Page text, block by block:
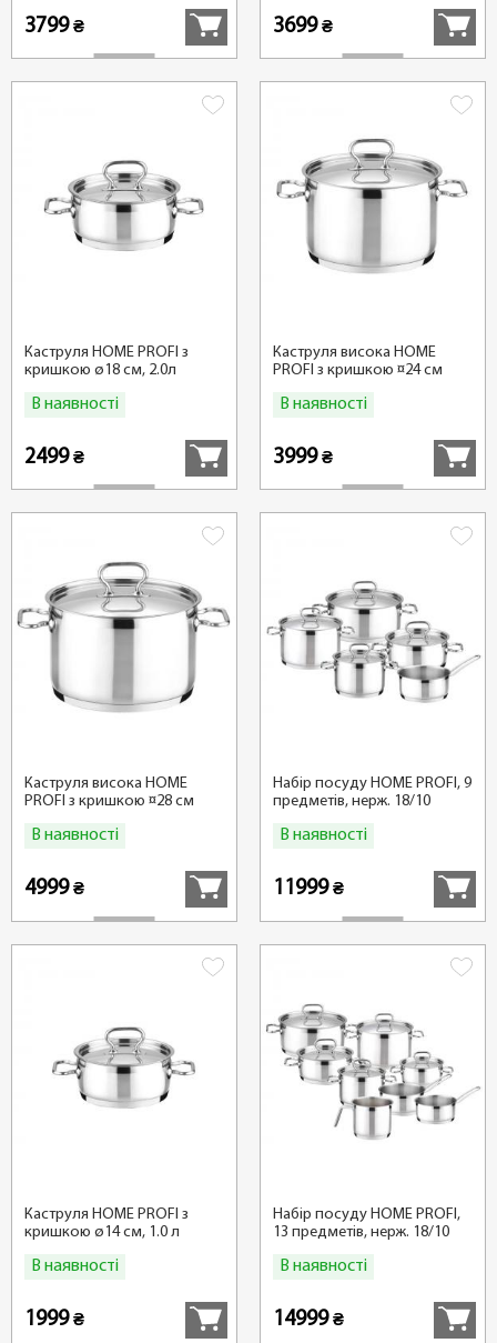
3799₴ 3699₴
Каструля HOME PROFI з
кришкою ø18 см, 2.0л
В наявності
2499₴
Каструля висока HOME
PROFI з кришкою ¤24 см
В наявності
3999₴
Каструля висока HOME
PROFI з кришкою ¤28 см
В наявності
4999₴
Набір посуду HOME PROFI, 9
предметів, нерж. 18/10
В наявності
11999₴
Каструля HOME PROFI з
кришкою ø14 см, 1.0 л
В наявності
1999₴
Набір посуду HOME PROFI,
13 предметів, нерж. 18/10
В наявності
14999₴